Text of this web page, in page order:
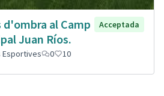
d'ombra al Camp
Juan Ríos.
Acceptada
Esportives 0 10